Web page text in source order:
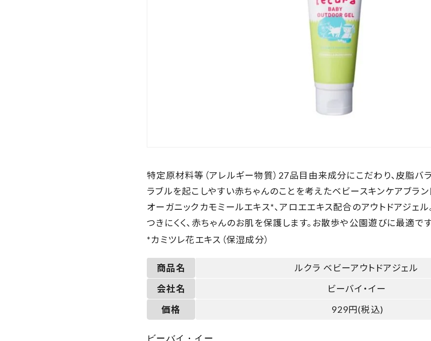
特定原材料等（アレルギー物質）27品目由来成分にこだわり、皮脂バ
ラブルを起こしやすい赤ちゃんのことを考えたベビースキンケアブランド
オーガニックカモミールエキス*、アロエエキス配合のアウトドアジェ
つきにくく、赤ちゃんのお肌を保護します。お散歩や公園遊びに最適で
*カミツレ花エキス（保湿成分）
商品名
ルクラ ベビーアウトドアジェル
会社名
ビーバイ・イー
価格
929円(税込)
ビーバイ・イー